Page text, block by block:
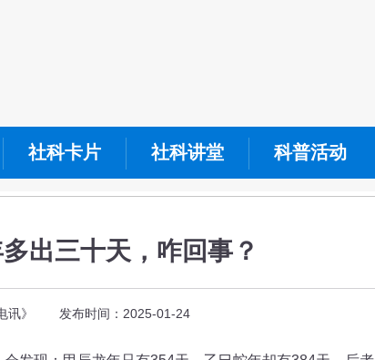
社科卡片 社科讲堂 科普活动
出三十天，咋回事？
讯》 发布时间：2025-01-24